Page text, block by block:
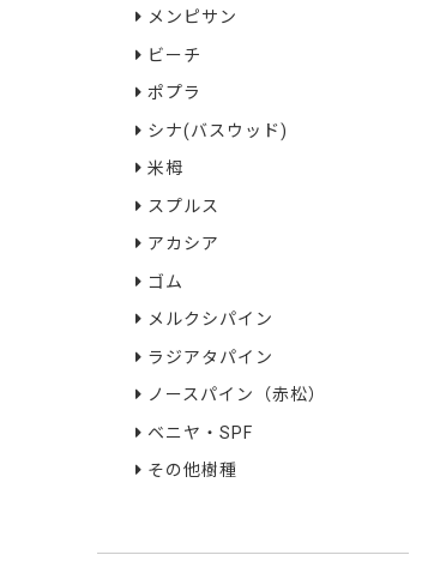
メンピサン
ビーチ
ポプラ
シナ(バスウッド)
米栂
スプルス
アカシア
ゴム
メルクシパイン
ラジアタパイン
ノースパイン（赤松）
ベニヤ・SPF
その他樹種